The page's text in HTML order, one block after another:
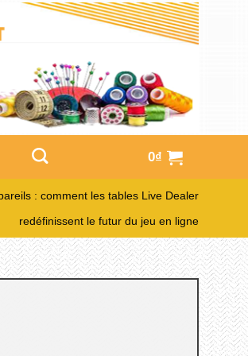
0₫
: comment les tables Live Dealer
redéfinissent le futur du jeu en ligne